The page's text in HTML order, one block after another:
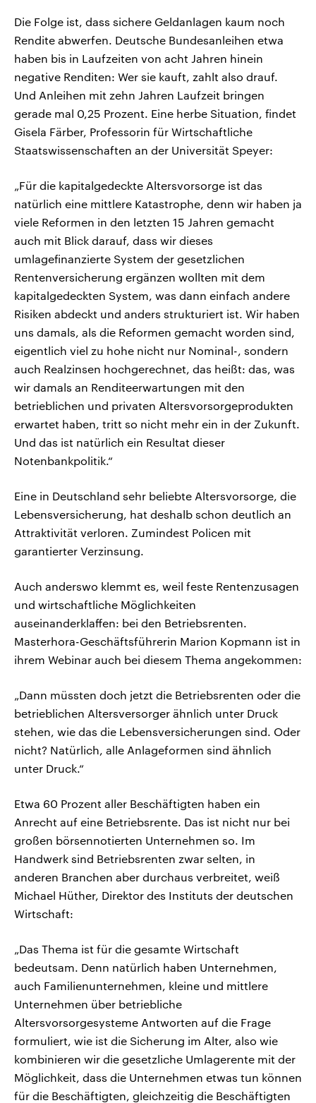
Die Folge ist, dass sichere Geldanlagen kaum noch
Rendite abwerfen. Deutsche Bundesanleihen etwa
haben bis in Laufzeiten von acht Jahren hinein
negative Renditen: Wer sie kauft, zahlt also drauf.
Und Anleihen mit zehn Jahren Laufzeit bringen
gerade mal 0,25 Prozent. Eine herbe Situation, findet
Gisela Färber, Professorin für Wirtschaftliche
Staatswissenschaften an der Universität Speyer:
„Für die kapitalgedeckte Altersvorsorge ist das
natürlich eine mittlere Katastrophe, denn wir haben ja
viele Reformen in den letzten 15 Jahren gemacht
auch mit Blick darauf, dass wir dieses
umlagefinanzierte System der gesetzlichen
Rentenversicherung ergänzen wollten mit dem
kapitalgedeckten System, was dann einfach andere
Risiken abdeckt und anders strukturiert ist. Wir haben
uns damals, als die Reformen gemacht worden sind,
eigentlich viel zu hohe nicht nur Nominal-, sondern
auch Realzinsen hochgerechnet, das heißt: das, was
wir damals an Renditeerwartungen mit den
betrieblichen und privaten Altersvorsorgeprodukten
erwartet haben, tritt so nicht mehr ein in der Zukunft.
Und das ist natürlich ein Resultat dieser
Notenbankpolitik.“
Eine in Deutschland sehr beliebte Altersvorsorge, die
Lebensversicherung, hat deshalb schon deutlich an
Attraktivität verloren. Zumindest Policen mit
garantierter Verzinsung.
Auch anderswo klemmt es, weil feste Rentenzusagen
und wirtschaftliche Möglichkeiten
auseinanderklaffen: bei den Betriebsrenten.
Masterhora-Geschäftsführerin Marion Kopmann ist in
ihrem Webinar auch bei diesem Thema angekommen:
„Dann müssten doch jetzt die Betriebsrenten oder die
betrieblichen Altersversorger ähnlich unter Druck
stehen, wie das die Lebensversicherungen sind. Oder
nicht? Natürlich, alle Anlageformen sind ähnlich
unter Druck.“
Etwa 60 Prozent aller Beschäftigten haben ein
Anrecht auf eine Betriebsrente. Das ist nicht nur bei
großen börsennotierten Unternehmen so. Im
Handwerk sind Betriebsrenten zwar selten, in
anderen Branchen aber durchaus verbreitet, weiß
Michael Hüther, Direktor des Instituts der deutschen
Wirtschaft:
„Das Thema ist für die gesamte Wirtschaft
bedeutsam. Denn natürlich haben Unternehmen,
auch Familienunternehmen, kleine und mittlere
Unternehmen über betriebliche
Altersvorsorgesysteme Antworten auf die Frage
formuliert, wie ist die Sicherung im Alter, also wie
kombinieren wir die gesetzliche Umlagerente mit der
Möglichkeit, dass die Unternehmen etwas tun können
für die Beschäftigten, gleichzeitig die Beschäftigten